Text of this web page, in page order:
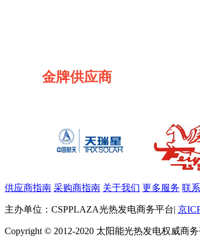
金牌供应商
供应商指南 采购商指南 关于我们 更多服务 联
主办单位：CSPPLAZA光热发电商务平台| 京
Copyright © 2012-2020 太阳能光热发电权威商